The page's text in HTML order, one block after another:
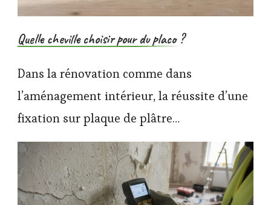
Quelle cheville choisir pour du placo ?
Dans la rénovation comme dans
l’aménagement intérieur, la réussite d’une
fixation sur plaque de plâtre…